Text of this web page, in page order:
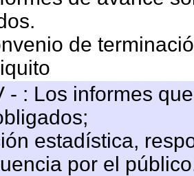
de
- : Los informes
estadística,
por el